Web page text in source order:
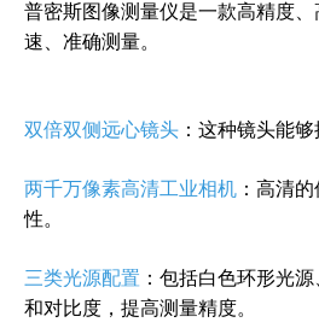
普密斯图像测量仪是一款高精度
速、准确测量。
双倍双侧远心镜头：这种镜头能够
两千万像素高清工业相机：高清的
性。
三类光源配置 ：包括白色环形光
和对比度，提高测量精度。